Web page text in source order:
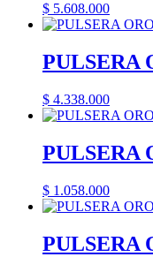
$ 5.608.000
PULSERA
$ 4.338.000
PULSERA
$ 1.058.000
PULSERA